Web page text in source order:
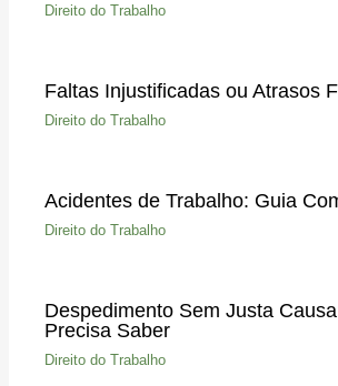
Direito do Trabalho
Faltas Injustificadas ou Atrasos
Direito do Trabalho
Acidentes de Trabalho: Guia
Direito do Trabalho
Despedimento Sem Justa
Precisa Saber
Direito do Trabalho